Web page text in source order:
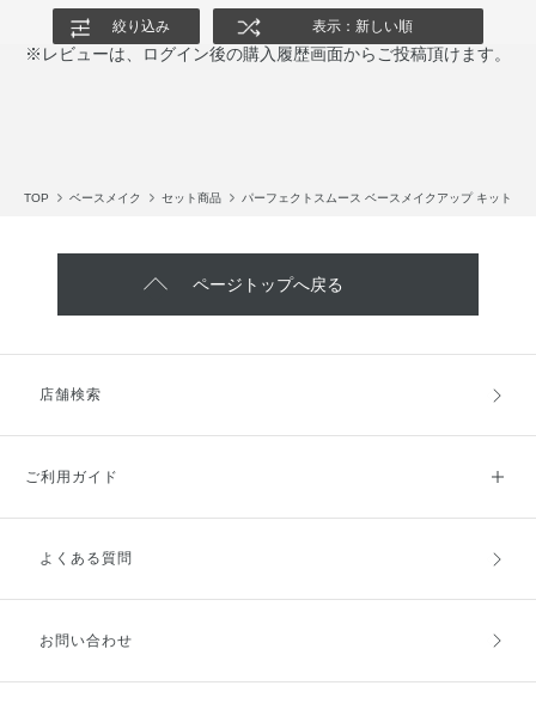
絞り込み 表示：新しい順
※レビューは、ログイン後の購入履歴画面からご投稿頂けます。
TOP ベースメイク セット商品 パーフェクトスムース ベースメイクアップ キット
ページトップへ戻る
店舗検索
ご利用ガイド
ご利用ガイドトップ
お支払方法
よくある質問
お問い合わせ